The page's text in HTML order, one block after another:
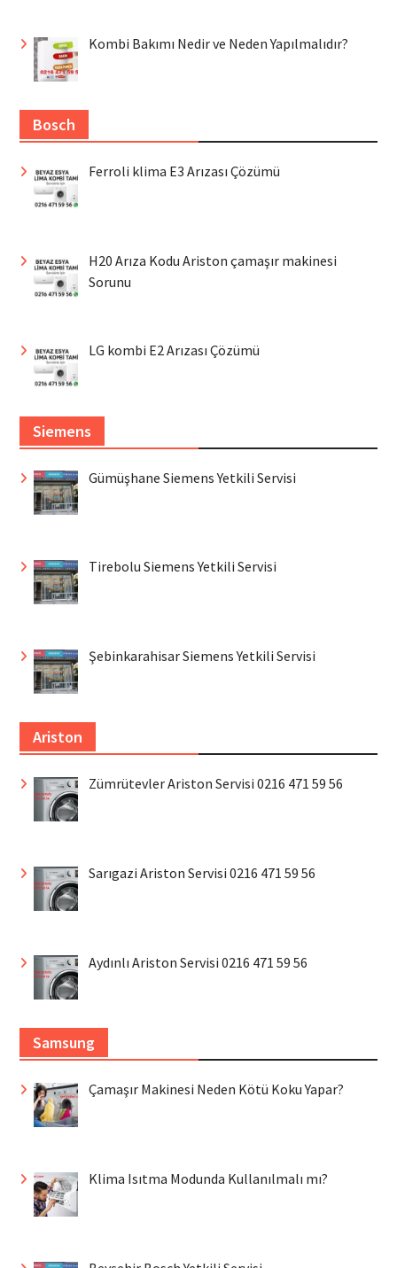
Kombi Bakımı Nedir ve Neden Yapılmalıdır?
Bosch
Ferroli klima E3 Arızası Çözümü
H20 Arıza Kodu Ariston çamaşır makinesi
Sorunu
LG kombi E2 Arızası Çözümü
Siemens
Gümüşhane Siemens Yetkili Servisi
Tirebolu Siemens Yetkili Servisi
Şebinkarahisar Siemens Yetkili Servisi
Ariston
Zümrütevler Ariston Servisi 0216 471 59 56
Sarıgazi Ariston Servisi 0216 471 59 56
Aydınlı Ariston Servisi 0216 471 59 56
Samsung
Çamaşır Makinesi Neden Kötü Koku Yapar?
Klima Isıtma Modunda Kullanılmalı mı?